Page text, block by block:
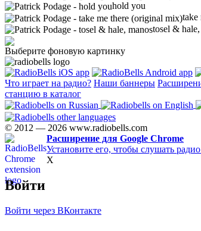
hold you
take
tosel &
Выберите фоновую картинку
Что играет на радио? Наши баннеры
станцию в каталог
© 2012 — 2026 www.radiobells.com
Расширение для Google Chrome
Установите его, чтобы слушать
X
Войти
Войти через ВКонтакте